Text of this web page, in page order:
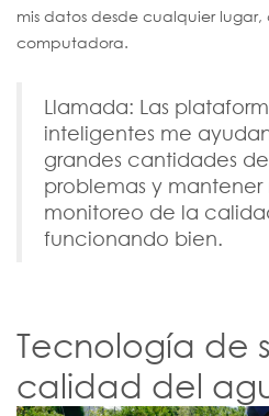
mis datos desde cualquier
computadora.
Llamada: Las
inteligentes me
grandes cantidades
problemas y mantener
monitoreo de la
funcionando bien.
Tecnología de
calidad del